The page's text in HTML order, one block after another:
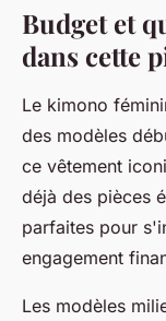
Budget et
dans cette
Le kimono
des modèles
ce vêtement
déjà des pièces
parfaites pour
engagement
Les modèles